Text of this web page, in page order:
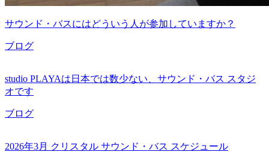
サウンド・バスにはどういう人が参加していますか？
ブログ
studio PLAYAは日本では数少ない、サウンド・バス スタジ
オです
ブログ
2026年3月 クリスタル サウンド・バス スケジュール